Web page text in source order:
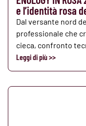
e l’identità rosa
Dal versante nord
professionale che
cieca, confronto
Leggi di più >>